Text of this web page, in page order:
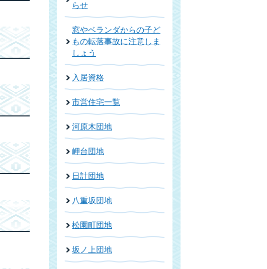
らせ
窓やベランダからの子ど
もの転落事故に注意しま
しょう
入居資格
市営住宅一覧
河原木団地
岬台団地
日計団地
八重坂団地
松園町団地
坂ノ上団地